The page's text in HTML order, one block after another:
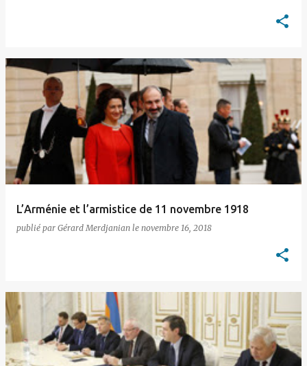
L’Arménie et l’armistice de 11 novembre 1918
publié par Gérard Merdjanian le novembre 16, 2018